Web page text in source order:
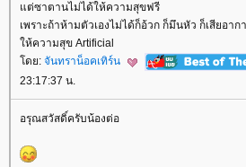
ต่ซาตานไม่ได้ให้ความสุขฟรี
เพราะถ้าห้ามตัวเองไม่ได้ก็อ้วก ก็มึนหัว ก็เสียอ
ห้ความสุข Artificial
ดย: จันทราน็อคเทิร์น
23:17:37 น.
อรุณสวัสดิ์ครับน้องต่อ